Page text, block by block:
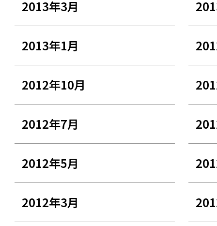
2013年3月
2013年1月
2012年10月
2012年7月
2012年5月
2012年3月